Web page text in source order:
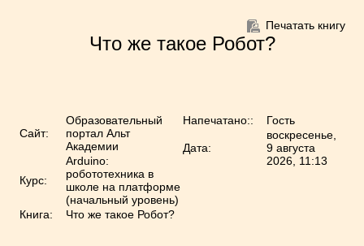
Печатать книгу
Что же такое Робот?
Сайт:
Образовательный
портал Альт
Академии
Курс:
Arduino:
робототехника в
школе на платформе
(начальный уровень)
Книга:
Что же такое Робот?
Напечатано:: Гость
Дата:
воскресенье,
9 августа
2026, 11:13